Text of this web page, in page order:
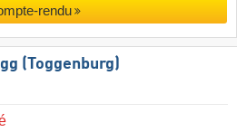
rendu
(Toggenburg)